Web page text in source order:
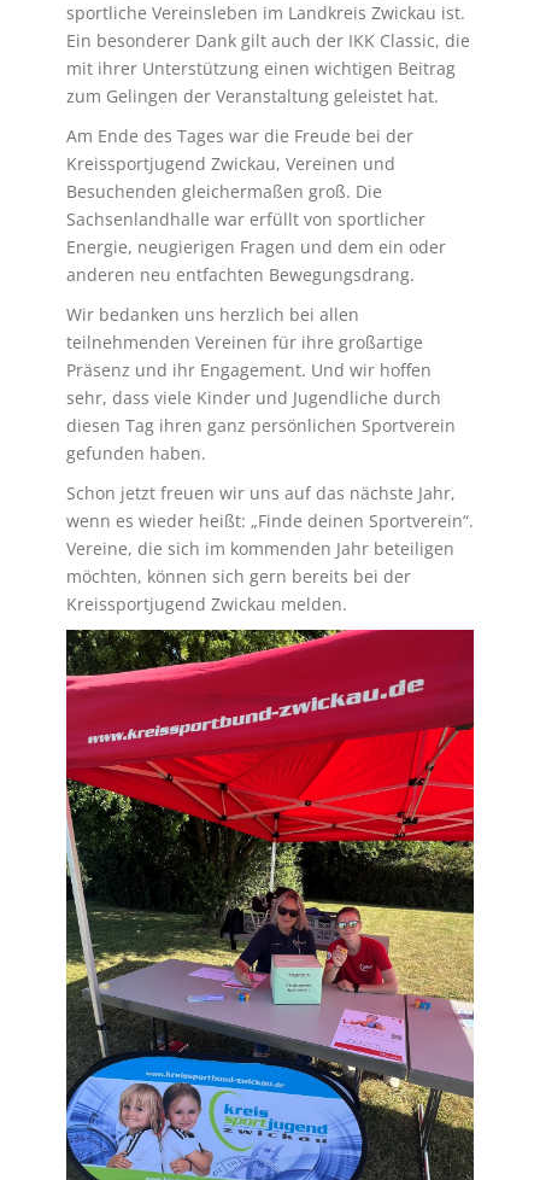
sportliche Vereinsleben im Landkreis Zwickau ist.
Ein besonderer Dank gilt auch der IKK Classic, die
mit ihrer Unterstützung einen wichtigen Beitrag
zum Gelingen der Veranstaltung geleistet hat.
Am Ende des Tages war die Freude bei der
Kreissportjugend Zwickau, Vereinen und
Besuchenden gleichermaßen groß. Die
Sachsenlandhalle war erfüllt von sportlicher
Energie, neugierigen Fragen und dem ein oder
anderen neu entfachten Bewegungsdrang.
Wir bedanken uns herzlich bei allen
teilnehmenden Vereinen für ihre großartige
Präsenz und ihr Engagement. Und wir hoffen
sehr, dass viele Kinder und Jugendliche durch
diesen Tag ihren ganz persönlichen Sportverein
gefunden haben.
Schon jetzt freuen wir uns auf das nächste Jahr,
wenn es wieder heißt: „Finde deinen Sportverein“.
Vereine, die sich im kommenden Jahr beteiligen
möchten, können sich gern bereits bei der
Kreissportjugend Zwickau melden.